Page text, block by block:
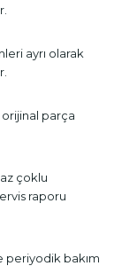
ayrı olarak
orijinal parça
çoklu
raporu
periyodik bakım